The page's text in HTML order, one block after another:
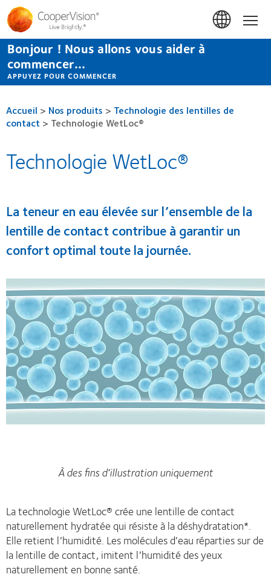
Aller
au
contenu
principal
Bonjour ! Nous allons vous aider à
commencer...
APPUYEZ POUR COMMENCER
Accueil > Nos produits > Technologie des lentilles de
contact > Technologie WetLoc®
Technologie WetLoc®
La teneur en eau élevée sur l’ensemble de la
lentille de contact contribue à garantir un
confort optimal toute la journée.
À des fins d’illustration uniquement
La technologie WetLoc® crée une lentille de contact
naturellement hydratée qui résiste à la déshydratation*.
Elle retient l’humidité. Les molécules d’eau réparties sur de
la lentille de contact, imitent l’humidité des yeux
naturellement en bonne santé.